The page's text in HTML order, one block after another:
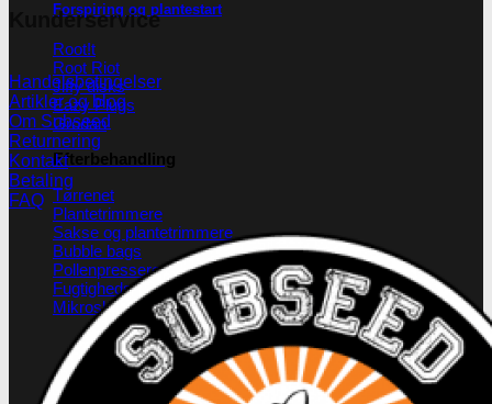
Forspiring og plantestart
Root!t
Root Riot
Jiffy disks
Eazy Plugs
Grodan
Efterbehandling
Tørrenet
Plantetrimmere
Sakse og plantetrimmere
Bubble bags
Pollenpressere
Fugtighedsregulering
Mikroskoper
Grotelte
Kunderservice
Handelsbetingelser
Artikler og blog
Om Subseed
Returnering
Kontakt
Betaling
FAQ